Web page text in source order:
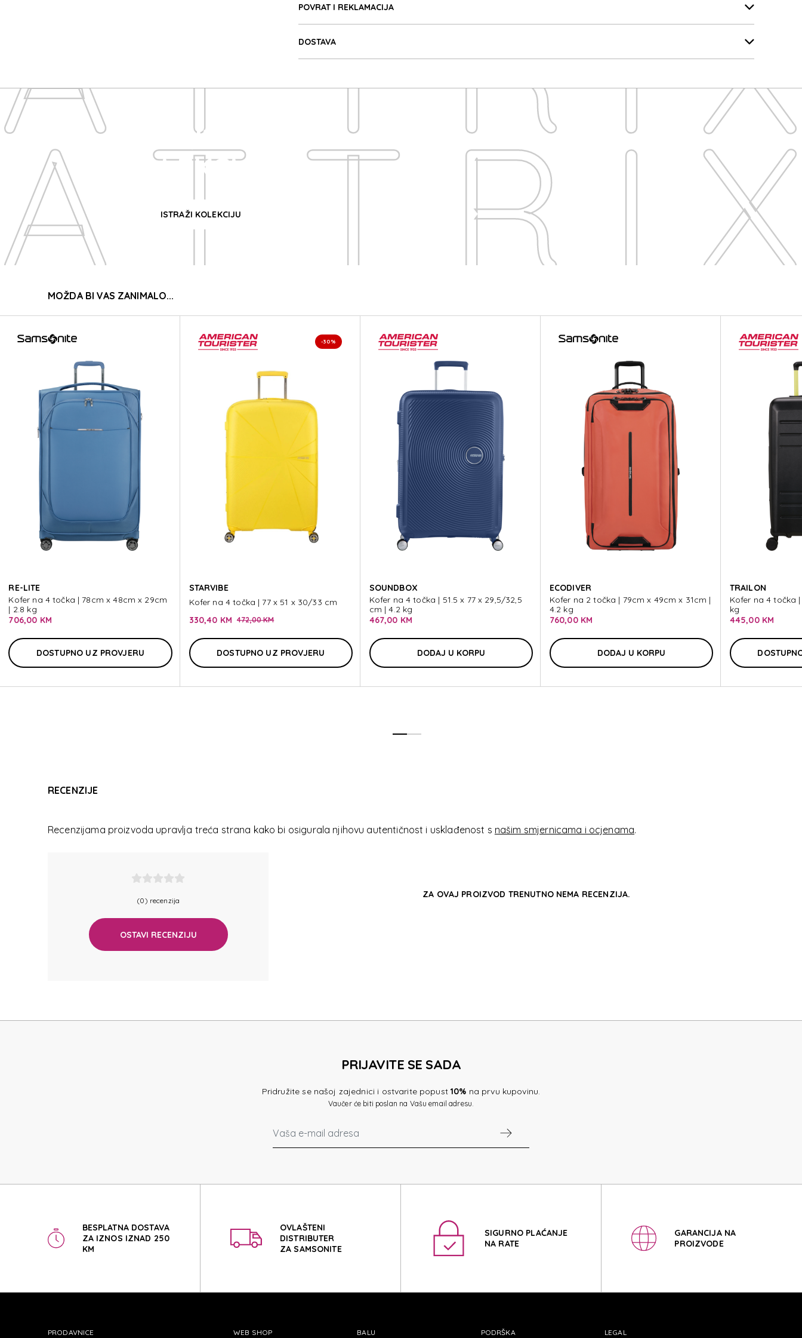
POVRAT I REKLAMACIJA
DOSTAVA
ATTRIX
ATTRIX
ATTRIX
ATTRIX
ATTRIX
ATTRIX
ATTRIX
ATTRIX
ATTRIX
ATTRIX
KOLEKCIJA
ISTRAŽI KOLEKCIJU
MOŽDA BI VAS ZANIMALO...
RE-LITE
Kofer na 4 točka | 78cm x 48cm x 29cm
| 2.8 kg
706,00 KM
DOSTUPNO UZ PROVJERU
-30%
STARVIBE
Kofer na 4 točka | 77 x 51 x 30/33 cm
330,40 KM 472,00 KM
DOSTUPNO UZ PROVJERU
SOUNDBOX
Kofer na 4 točka | 51.5 x 77 x 29,5/32,5
cm | 4.2 kg
467,00 KM
DODAJ U KORPU
ECODIVER
Kofer na 2 točka | 79cm x 49cm x 31cm |
4.2 kg
760,00 KM
DODAJ U KORPU
TRAILON
Kofer na 4 točka
kg
445,00 KM
RECENZIJE
Recenzijama proizvoda upravlja treća strana kako bi osigurala njihovu autentičnost i usklađenost s našim smjernicama i ocjenama.
(0) recenzija
OSTAVI RECENZIJU
ZA OVAJ PROIZVOD TRENUTNO NEMA RECENZIJA.
PRIJAVITE SE SADA
Pridružite se našoj zajednici i ostvarite popust10% na prvu kupovinu.
Vaučer će biti poslan na Vašu email adresu.
BESPLATNA DOSTAVA
ZA IZNOS IZNAD 250
KM
OVLAŠTENI
DISTRIBUTER
ZA SAMSONITE
SIGURNO PLAĆANJE
NA RATE
GARANCIJA NA
PROIZVODE
PRODAVNICE WEB SHOP BALU PODRŠKA LEGAL